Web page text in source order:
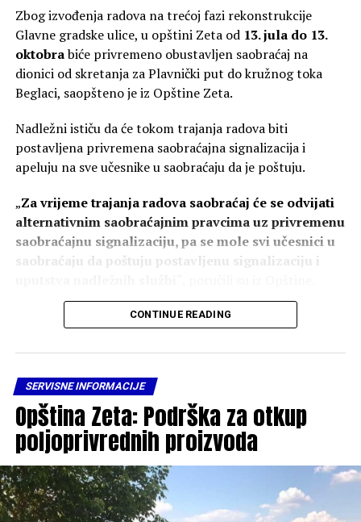
Zbog izvođenja radova na trećoj fazi rekonstrukcije
Glavne gradske ulice, u opštini Zeta od 13. jula do 13.
oktobrabiće privremeno obustavljen saobraćaj na
dionici od skretanja za Plavnički put do kružnog toka
Beglaci, saopšteno je iz Opštine Zeta.
Nadležni ističu da će tokom trajanja radova biti
postavljena privremena saobraćajna signalizacija i
apeluju na sve učesnike u saobraćaju da je poštuju.
„Za vrijeme trajanja radova saobraćaj će se odvijati
alternativnim saobraćajnim pravcima uz privremenu
saobraćajnu signalizaciju, pa se mole svi učesnici u
saobraćaju da poštuju postavljenu signalizaciju i
Kako navode, rekonstrukcija se sprovodi s ciljem
bezbjednosti.
„ Radovi se izvode u cilju unapređenja saobraćajne
infrastrukture, povećanja bezbjednosti svih učesnika
u saobraćaju i stvaranja kvalitetnijih uslova za
odvijanje saobraćaja“, ističe se u saopštenju.
Iz Opštine Zeta zahvalili su građanima na razumijevanju
i saradnji tokom trajanja radova.
CONTINUE READING
SERVISNE INFORMACIJE
Opština Zeta: Podrška za otkup
poljoprivrednih proizvoda